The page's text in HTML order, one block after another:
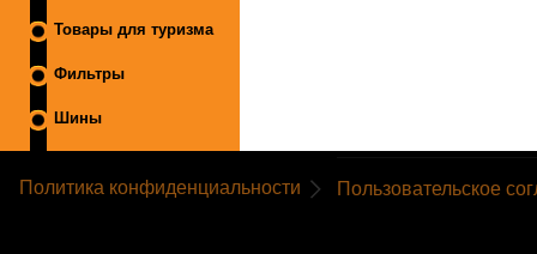
Товары для туризма
Фильтры
Шины
Политика конфиденциальности Пользовательское